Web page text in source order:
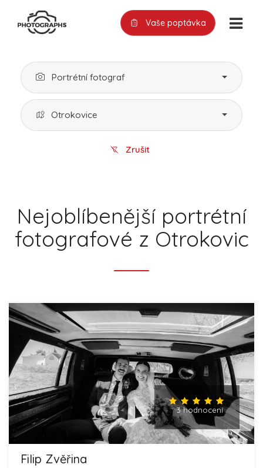
Vaše poptávka
Portrétní fotograf
Otrokovice
Zrušit
Nejoblíbenější portrétní
fotografové z Otrokovic
3 hodnocení
Filip Zvěřina